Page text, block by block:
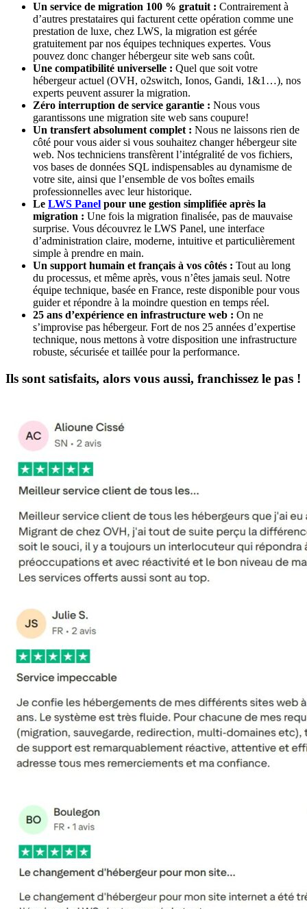
Un service de migration 100 % gratuit : Contrairement à
d’autres prestataires qui facturent cette opération comme une
prestation de luxe, chez LWS, la migration est gérée
gratuitement par nos équipes techniques expertes. Vous
pouvez donc changer hébergeur site web sans coût.
Une compatibilité universelle : Quel que soit votre
hébergeur actuel (OVH, o2switch, Ionos, Gandi, 1&1…), nos
experts peuvent assurer la migration.
Zéro interruption de service garantie : Nous vous
garantissons une migration site web sans coupure!
Un transfert absolument complet : Nous ne laissons rien de
côté pour vous aider si vous souhaitez changer hébergeur site
web. Nos techniciens transfèrent l’intégralité de vos fichiers,
vos bases de données SQL indispensables au dynamisme de
votre site, ainsi que l’ensemble de vos boîtes emails
professionnelles avec leur historique.
Le LWS Panel pour une gestion simplifiée après la
migration : Une fois la migration finalisée, pas de mauvaise
surprise. Vous découvrez le LWS Panel, une interface
d’administration claire, moderne, intuitive et particulièrement
simple à prendre en main.
Un support humain et français à vos côtés : Tout au long
du processus, et même après, vous n’êtes jamais seul. Notre
équipe technique, basée en France, reste disponible pour vous
guider et répondre à la moindre question en temps réel.
25 ans d’expérience en infrastructure web : On ne
s’improvise pas hébergeur. Fort de nos 25 années d’expertise
technique, nous mettons à votre disposition une infrastructure
robuste, sécurisée et taillée pour la performance.
Ils sont satisfaits, alors vous aussi, franchissez le pas !